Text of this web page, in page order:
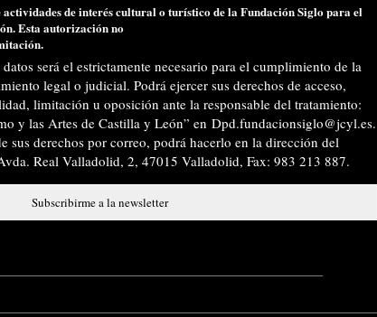
de interés cultural o turístico de la Fundación Siglo para el
Esta autorización no
será el estrictamente necesario para el cumplimiento de la
legal o judicial. Podrá ejercer sus derechos de acceso,
limitación u oposición ante la responsable del tratamiento:
y las Artes de Castilla y León” en Dpd.fundacionsiglo@jcyl.es.
sus derechos por correo, podrá hacerlo en la dirección del
Real Valladolid, 2, 47015 Valladolid, Fax: 983 213 887.